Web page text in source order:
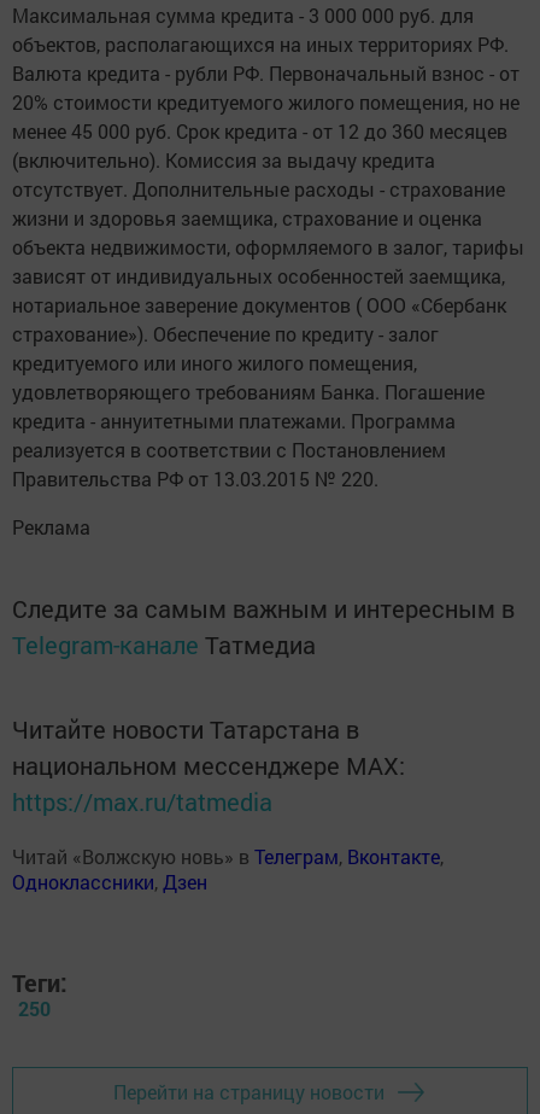
Максимальная сумма кредита - 3 000 000 руб. для
объектов, располагающихся на иных территориях РФ.
Валюта кредита - рубли РФ. Первоначальный взнос - от
20% стоимости кредитуемого жилого помещения, но не
менее 45 000 руб. Срок кредита - от 12 до 360 месяцев
(включительно). Комиссия за выдачу кредита
отсутствует. Дополнительные расходы - страхование
жизни и здоровья заемщика, страхование и оценка
объекта недвижимости, оформляемого в залог, тарифы
зависят от индивидуальных особенностей заемщика,
нотариальное заверение документов ( ООО «Сбербанк
страхование»). Обеспечение по кредиту - залог
кредитуемого или иного жилого помещения,
удовлетворяющего требованиям Банка. Погашение
кредита - аннуитетными платежами. Программа
реализуется в соответствии с Постановлением
Правительства РФ от 13.03.2015 № 220.
Реклама
Следите за самым важным и интересным в
Telegram-канале Татмедиа
Читайте новости Татарстана в
национальном мессенджере MАХ:
https://max.ru/tatmedia
Читай «Волжскую новь» в Телеграм, Вконтакте,
Одноклассники, Дзен
Теги:
250
Перейти на страницу новости